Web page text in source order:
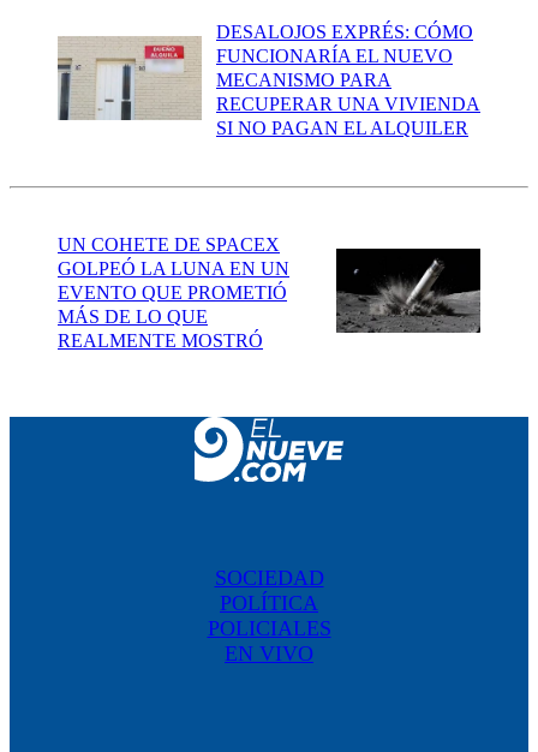
DESALOJOS EXPRÉS: CÓMO
FUNCIONARÍA EL NUEVO
MECANISMO PARA
RECUPERAR UNA VIVIENDA
SI NO PAGAN EL ALQUILER
UN COHETE DE SPACEX
GOLPEÓ LA LUNA EN UN
EVENTO QUE PROMETIÓ
MÁS DE LO QUE
REALMENTE MOSTRÓ
SOCIEDAD
POLÍTICA
POLICIALES
EN VIVO